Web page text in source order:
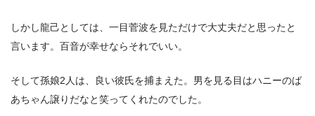
しかし龍己としては、一目菅波を見ただけで大丈夫だと思ったと
言います。百音が幸せならそれでいい。
そして孫娘2人は、良い彼氏を捕まえた。男を見る目はハニーのば
あちゃん譲りだなと笑ってくれたのでした。